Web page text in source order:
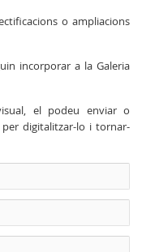
o ampliacions
incorporar a la Galeria
el podeu enviar o
per digitalitzar-lo i tornar-